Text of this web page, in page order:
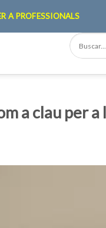
A PROFESSIONALS
a clau per